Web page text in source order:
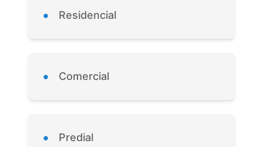
• Residencial
• Comercial
• Predial